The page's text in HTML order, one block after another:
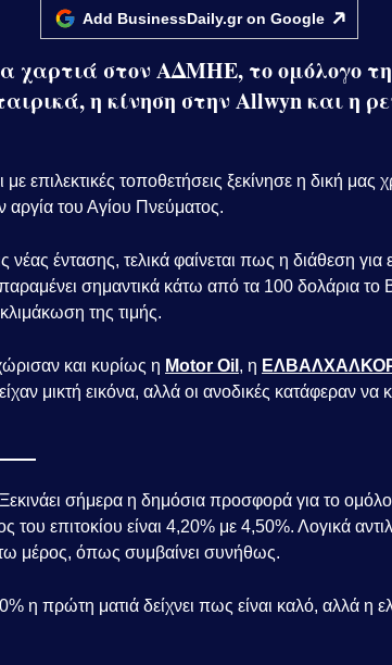
Add BusinessDaily.gr on Google
χαρτιά στον ΑΔΜΗΕ, το ομόλογο
η κίνηση στην Allwyn και η
με επιλεκτικές τοποθετήσεις ξεκίνησε η δική μας
αργία του Αγίου Πνεύματος.
νέας έντασης, τελικά φαίνεται πως η διάθεση για
σημαντικά κάτω από τα 100 δολάρια το
της τιμής.
και κυρίως η Motor Oil , η
είχαν μικτή εικόνα, αλλά οι ανοδικές κατάφεραν να
Ξεκινάει σήμερα η δημόσια προσφορά για το
του επιτοκίου είναι 4,20% με 4,50%. Λογικά
μέρος, όπως συμβαίνει συνήθως.
η πρώτη ματιά δείχνει πως είναι καλό, αλλά η